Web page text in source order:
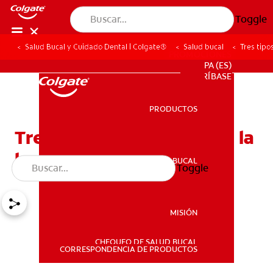
Toggle
SALUD BUCAL
PA (ES)
SUSCRÍBASE
PRODUCTOS
SALUD BUCAL
MISIÓN
CHEQUEO DE SALUD BUCAL
CORRESPONDENCIA DE PRODUCTOS
Toggle
Salud Bucal y Cuidado Dental | Colgate® Salud bucal Tres
Tres tipos de ampollas en la
lengua y cómo tratarlas